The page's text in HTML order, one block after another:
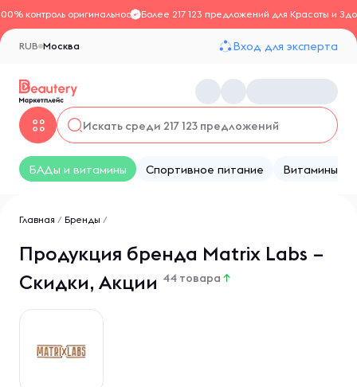
контроль оригинальностиБолее 217 123 предложений для Красоты и
Москва
RUB Вход для эксперта
БАДы и витамины Спортивное питание Витамины
Главная / Бренды /
Продукция бренда Matrix Labs –
Скидки, Акции 44 товара ↑